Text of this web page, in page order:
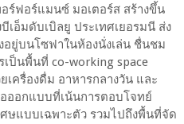
ร์แมนซ์ มอเตอร์ส สร้างขึ้น
เอ็มดับเบิลยู ประเทศเยอรมนี ส่ง
ยู่บนโซฟาในห้องนั่งเล่น ชื่นชม
ป็นพื้นที่ co-working space
ครื่องดื่ม อาหารกลางวัน และ
ออกแบบที่เน้นการตอบโจทย์
ษแบบเฉพาะตัว รวมไปถึงพื้นที่จัด